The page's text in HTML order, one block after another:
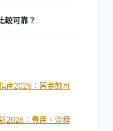
較可靠？
南2026：舊金飾可
2026：費用、流程